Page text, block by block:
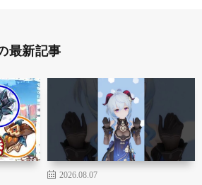
最新記事
2026.08.07